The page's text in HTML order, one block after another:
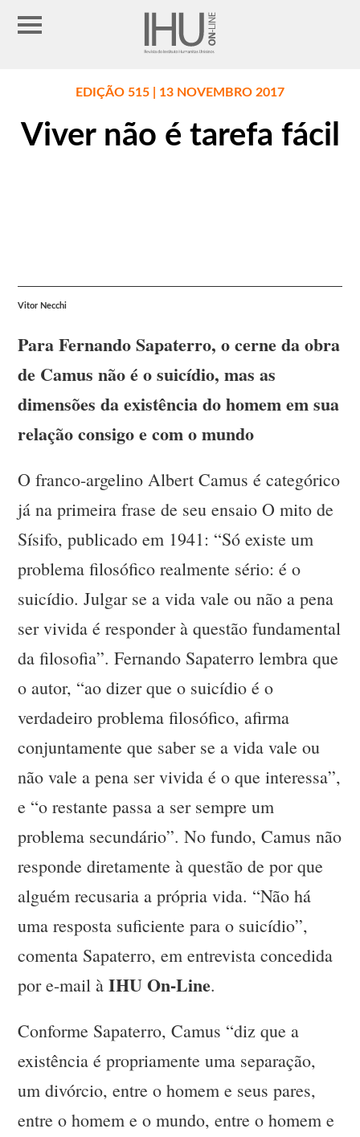
EDIÇÃO 515 | 13 NOVEMBRO 2017
Viver não é tarefa fácil
Vitor Necchi
Para Fernando Sapaterro, o cerne da obra
de Camus não é o suicídio, mas as
dimensões da existência do homem em sua
relação consigo e com o mundo
O franco-argelino Albert Camus é categórico
já na primeira frase de seu ensaio O mito de
Sísifo, publicado em 1941: “Só existe um
problema filosófico realmente sério: é o
suicídio. Julgar se a vida vale ou não a pena
ser vivida é responder à questão fundamental
da filosofia”. Fernando Sapaterro lembra que
o autor, “ao dizer que o suicídio é o
verdadeiro problema filosófico, afirma
conjuntamente que saber se a vida vale ou
não vale a pena ser vivida é o que interessa”,
e “o restante passa a ser sempre um
problema secundário”. No fundo, Camus não
responde diretamente à questão de por que
alguém recusaria a própria vida. “Não há
uma resposta suficiente para o suicídio”,
comenta Sapaterro, em entrevista concedida
por e-mail àIHU On-Line.
Conforme Sapaterro, Camus “diz que a
existência é propriamente uma separação,
um divórcio, entre o homem e seus pares,
entre o homem e o mundo, entre o homem e